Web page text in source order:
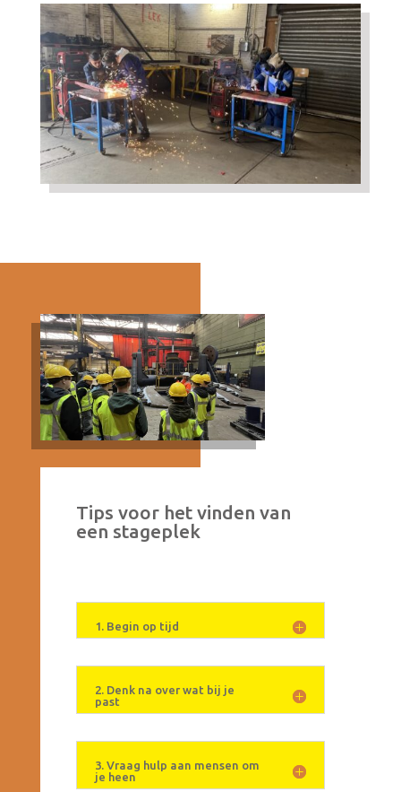
Tips voor het vinden van
een stageplek
1. Begin op tijd
2. Denk na over wat bij je
past
3. Vraag hulp aan mensen om
je heen